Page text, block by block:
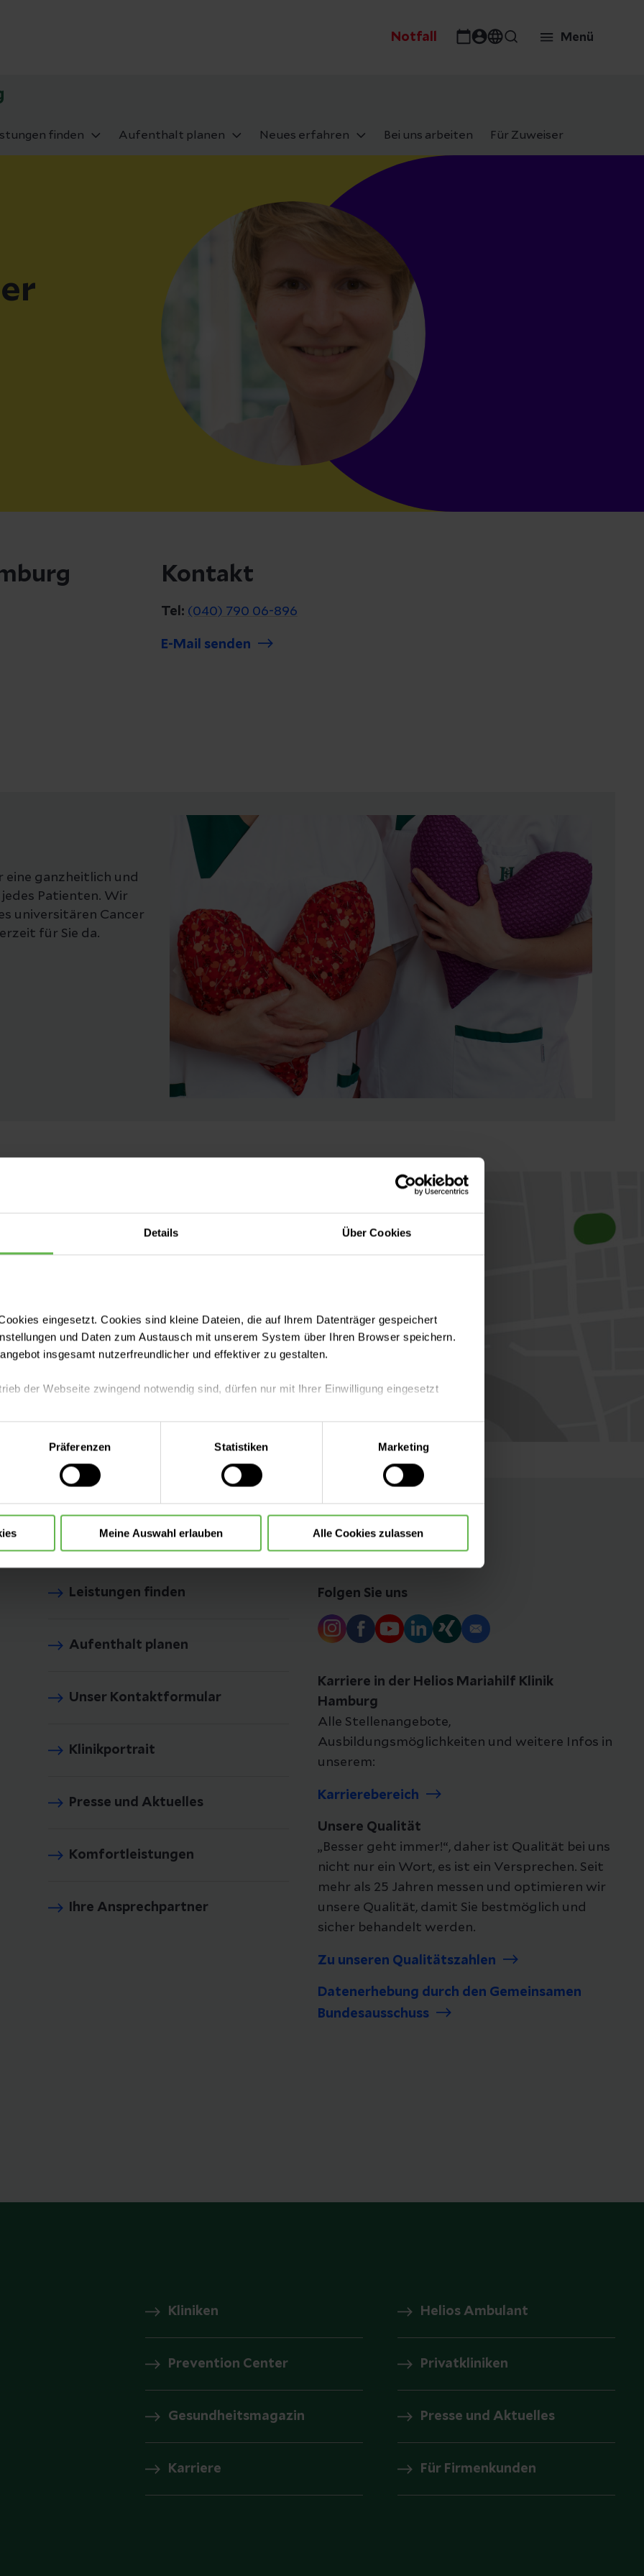
Details Über Cookies
eingesetzt. Cookies sind kleine Dateien, die auf Ihrem Datenträger gespeichert
und Daten zum Austausch mit unserem System über Ihren Browser speichern.
insgesamt nutzerfreundlicher und effektiver zu gestalten.
der Webseite zwingend notwendig sind, dürfen nur mit Ihrer Einwilligung eingesetzt
mit nur den notwendigen Cookies zu benutzen, eine individuelle Auswahl hinsichtlich der
treffen oder durch Auswahl von „Alle Cookies akzeptieren“ in die Verwendung aller Cookies
können Sie jederzeit ändern oder widerrufen.
Präferenzen Statistiken Marketing
Meine Auswahl erlauben Alle Cookies zulassen
Notfall Menü
finden Aufenthalt planen Neues erfahren Bei uns arbeiten Für Zuweiser
Kontakt
Tel: (040) 790 06-896
E-Mail senden
ganzheitlich und
Patienten. Wir
universitären Cancer
für Sie da.
Leistungen finden
Aufenthalt planen
Unser Kontaktformular
Klinikportrait
Presse und Aktuelles
Komfortleistungen
Ihre Ansprechpartner
Folgen Sie uns
Karriere in der Helios Mariahilf Klinik
Hamburg
Alle Stellenangebote,
Ausbildungsmöglichkeiten und weitere Infos in
unserem:
Karrierebereich
Unsere Qualität
„Besser geht immer!“, daher ist Qualität bei uns
nicht nur ein Wort, es ist ein Versprechen. Seit
mehr als 25 Jahren messen und optimieren wir
unsere Qualität, damit Sie bestmöglich und
sicher behandelt werden.
Zu unseren Qualitätszahlen
Datenerhebung durch den Gemeinsamen
Bundesausschuss
Kliniken Helios Ambulant
Prevention Center Privatkliniken
Gesundheitsmagazin Presse und Aktuelles
Karriere Für Firmenkunden